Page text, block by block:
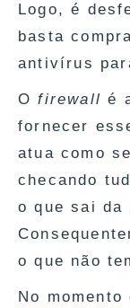
Logo, é
basta
antivírus
Ofirewall é
fornecer
atua como
checando
o que sai da
o que não
No